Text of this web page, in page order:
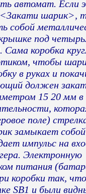
автомат. Если
<3акати шарик>,
собой
под
коробка
чтобы
в руках и
должен
15 20 мм в
поле)
замыкает собой
импульс на
Электронную
питания
коробки так,
SB1 и были